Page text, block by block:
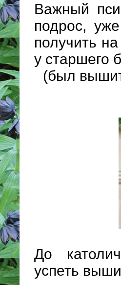
Важный
подрос,
получить
у старшего
(был
До
успеть